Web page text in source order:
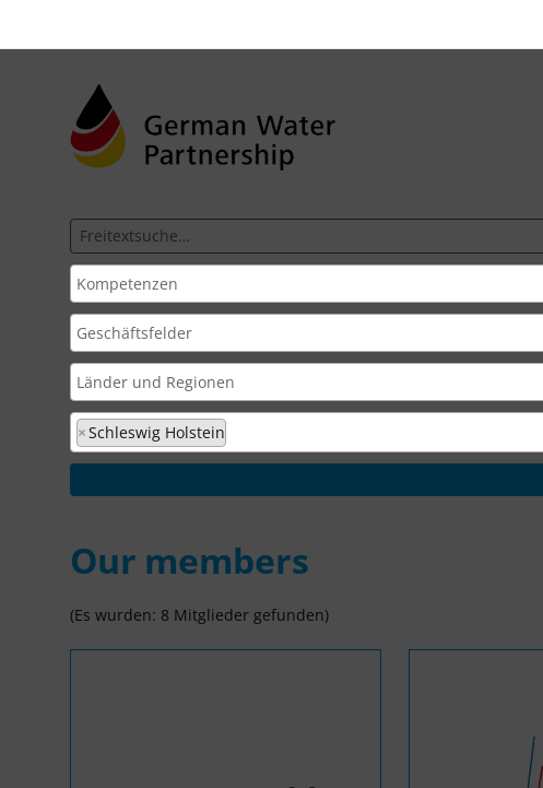
×Schleswig Holstein
Our members
(Es wurden: 8 Mitglieder gefunden)